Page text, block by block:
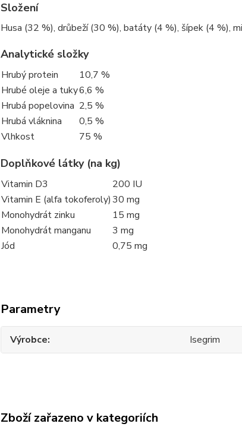
Složení
Husa (32 %), drůbeží (30 %), batáty (4 %), šípek (4 %),
Analytické složky
Hrubý protein
10,7 %
Hrubé oleje a tuky6,6 %
Hrubá popelovina 2,5 %
Hrubá vláknina
0,5 %
Vlhkost
75 %
Doplňkové látky (na kg)
Vitamin D3
200 IU
Vitamin E (alfa tokoferoly)30 mg
Monohydrát zinku
15 mg
Monohydrát manganu
3 mg
Jód
0,75 mg
Parametry
Výrobce Isegrim
Zboží zařazeno v kategoriích